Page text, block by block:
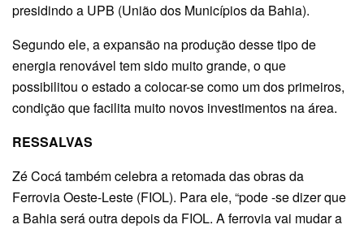
presidindo a UPB (União dos Municípios da Bahia).
Segundo ele, a expansão na produção desse tipo de
energia renovável tem sido muito grande, o que
possibilitou o estado a colocar-se como um dos primeiros,
condição que facilita muito novos investimentos na área.
RESSALVAS
Zé Cocá também celebra a retomada das obras da
Ferrovia Oeste-Leste (FIOL). Para ele, “pode -se dizer que
a Bahia será outra depois da FIOL. A ferrovia vai mudar a